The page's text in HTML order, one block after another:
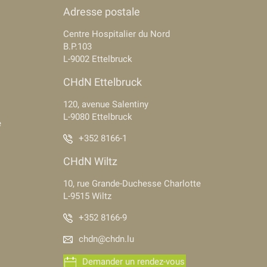
Adresse postale
Centre Hospitalier du Nord
B.P.103
L-9002 Ettelbruck
CHdN Ettelbruck
120, avenue Salentiny
L-9080 Ettelbruck
+352 8166-1
CHdN Wiltz
10, rue Grande-Duchesse Charlotte
L-9515 Wiltz
+352 8166-9
chdn@chdn.lu
Demander un rendez-vous